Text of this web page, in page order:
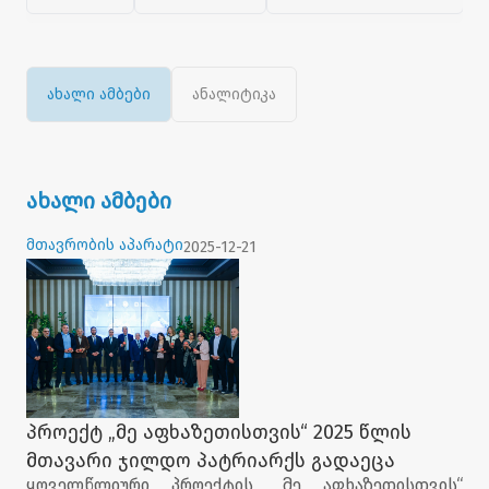
ახალი ამბები ანალიტიკა
ახალი ამბები
მთავრობის აპარატი2025-12-21
პროექტ „მე აფხაზეთისთვის“ 2025 წლის
მთავარი ჯილდო პატრიარქს გადაეცა